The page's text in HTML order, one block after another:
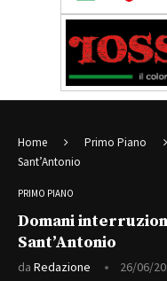
Home Primo Piano
Sant’Antonio
PRIMO PIANO
Domani
Sant’Antonio
da Redazione 26/06/